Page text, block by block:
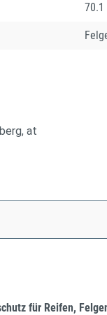
70.1
at
für Reifen,